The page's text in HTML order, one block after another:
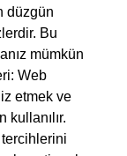
düzgün
Bu
mümkün
Web
etmek ve
tercihlerini